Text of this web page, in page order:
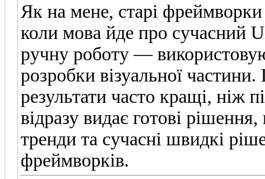
Як на мене, старі
коли мова йде про сучасний
ручну роботу —
розробки візуальної
результати часто кращі, ніж
відразу видає готові
тренди та сучасні швидкі
фреймворків.